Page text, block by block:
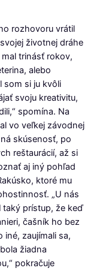
rozhovoru vrátil
životnej dráhe
trinásť rokov,
alebo
som si ju kvôli
svoju kreativitu,
spomína. Na
vo veľkej závodnej
skúsenosť, po
reštaurácií, až si
aj iný pohľad
ktoré mu
„U nás
taký prístup, že keď
čašník ho bez
iné, zaujímali sa,
žiadna
pokračuje